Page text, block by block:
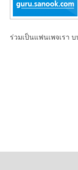
ร่วมเป็นแฟนเพจเรา